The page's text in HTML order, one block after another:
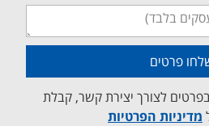
לצורך יצירת קשר, קבלת
מדיניות הפרטיות
פרטים